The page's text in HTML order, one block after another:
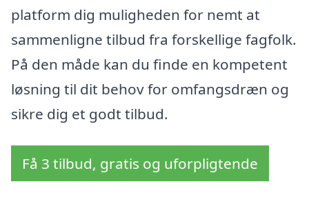
platform dig muligheden for nemt at
sammenligne tilbud fra forskellige fagfolk.
På den måde kan du finde en kompetent
løsning til dit behov for omfangsdræn og
sikre dig et godt tilbud.
Få 3 tilbud, gratis og uforpligtende